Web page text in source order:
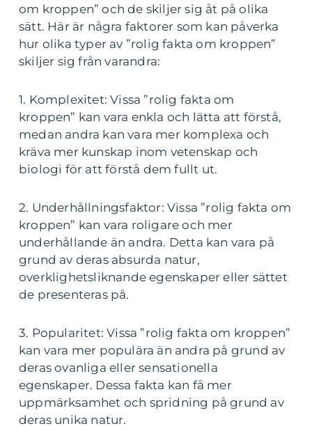
om kroppen” och de skiljer sig åt på olika
sätt. Här är några faktorer som kan påverka
hur olika typer av ”rolig fakta om kroppen”
skiljer sig från varandra:
1. Komplexitet: Vissa ”rolig fakta om
kroppen” kan vara enkla och lätta att förstå,
medan andra kan vara mer komplexa och
kräva mer kunskap inom vetenskap och
biologi för att förstå dem fullt ut.
2. Underhållningsfaktor: Vissa ”rolig fakta om
kroppen” kan vara roligare och mer
underhållande än andra. Detta kan vara på
grund av deras absurda natur,
overklighetsliknande egenskaper eller sättet
de presenteras på.
3. Popularitet: Vissa ”rolig fakta om kroppen”
kan vara mer populära än andra på grund av
deras ovanliga eller sensationella
egenskaper. Dessa fakta kan få mer
uppmärksamhet och spridning på grund av
deras unika natur.